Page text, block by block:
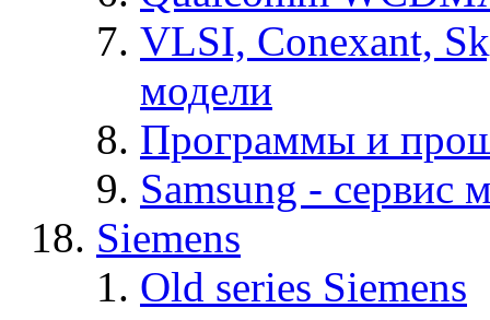
VLSI, Conexant,
модели
Программы и
Samsung - cервис
Siemens
Old series Siemens